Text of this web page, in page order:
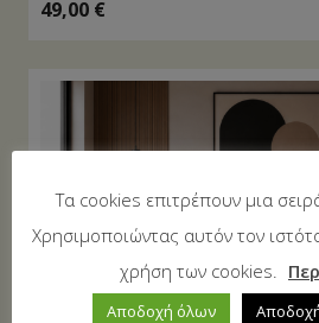
49,00 €
Τα cookies επιτρέπουν μια
Χρησιμοποιώντας αυτόν τον
χρήση των cookies.
Αποδοχή όλων